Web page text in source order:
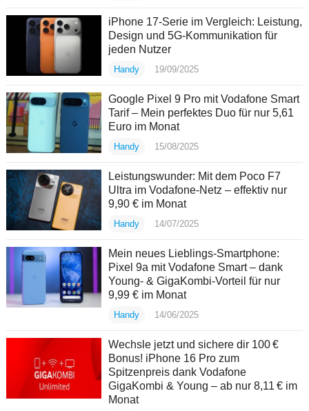
iPhone 17-Serie im Vergleich: Leistung,
Design und 5G-Kommunikation für
jeden Nutzer
Handy 19/09/2025
Google Pixel 9 Pro mit Vodafone Smart
Tarif – Mein perfektes Duo für nur 5,61
Euro im Monat
Handy 15/08/2025
Leistungswunder: Mit dem Poco F7
Ultra im Vodafone-Netz – effektiv nur
9,90 € im Monat
Handy 14/07/2025
Mein neues Lieblings-Smartphone:
Pixel 9a mit Vodafone Smart – dank
Young- & GigaKombi-Vorteil für nur
9,99 € im Monat
Handy 14/06/2025
Wechsle jetzt und sichere dir 100 €
Bonus! iPhone 16 Pro zum
Spitzenpreis dank Vodafone
GigaKombi & Young – ab nur 8,11 € im
Monat